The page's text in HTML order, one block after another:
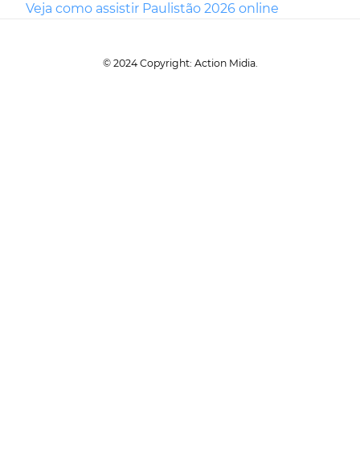
Veja como assistir Paulistão 2026 online
© 2024 Copyright: Action Midia.